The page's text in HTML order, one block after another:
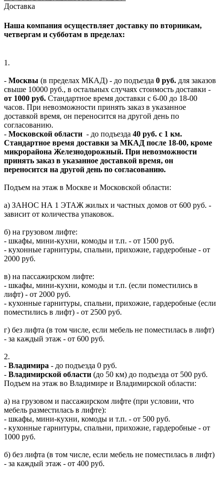
Доставка
Наша компания осуществляет доставку по вторникам,
четвергам и субботам в пределах:
1.
- Москвы (в пределах МКАД) - до подъезда 0 руб. для заказов
свыше 10000 руб., в остальных случаях стоимость доставки -
от 1000 руб. Стандартное время доставки с 6-00 до 18-00
часов. При невозможности принять заказ в указанное
доставкой время, он переносится на другой день по
согласованию.
- Московской области - до подъезда 40 руб. с 1 км.
Стандартное время доставки за МКАД после 18-00, кроме
микрорайона Железнодорожный. При невозможности
принять заказ в указанное доставкой время, он
переносится на другой день по согласованию.
Подъем на этаж в Москве и Московской области:
а) ЗАНОС НА 1 ЭТАЖ жилых и частных домов от 600 руб. -
зависит от количества упаковок.
б) на грузовом лифте:
- шкафы, мини-кухни, комоды и т.п. - от 1500 руб.
- кухонные гарнитуры, спальни, прихожие, гардеробные - от
2000 руб.
в) на пассажирском лифте:
- шкафы, мини-кухни, комоды и т.п. (если поместились в
лифт) - от 2000 руб.
- кухонные гарнитуры, спальни, прихожие, гардеробные (если
поместились в лифт) - от 2500 руб.
г) без лифта (в том числе, если мебель не поместилась в лифт)
- за каждый этаж - от 600 руб.
2.
- Владимира - до подъезда 0 руб.
- Владимирской области (до 50 км) до подъезда от 500 руб.
Подъем на этаж во Владимире и Владимирской области:
а) на грузовом и пассажирском лифте (при условии, что
мебель разместилась в лифте):
- шкафы, мини-кухни, комоды и т.п. - от 500 руб.
- кухонные гарнитуры, спальни, прихожие, гардеробные - от
1000 руб.
б) без лифта (в том числе, если мебель не поместилась в лифт)
- за каждый этаж - от 400 руб.